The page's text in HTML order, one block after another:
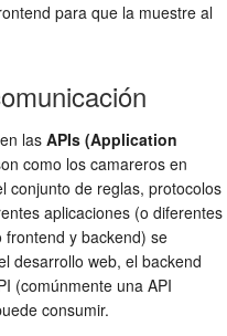
para que la muestre al
las APIs (Application
como los camareros en
conjunto de reglas, protocolos
aplicaciones (o diferentes
y backend) se
desarrollo web, el backend
(comúnmente una API
consumir.